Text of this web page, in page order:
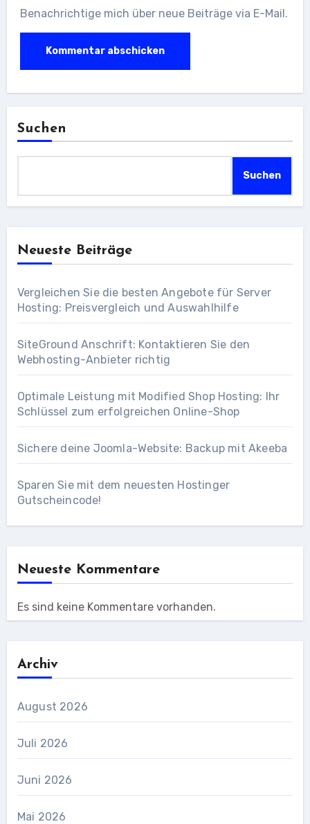
Benachrichtige mich über neue Beiträge via E-Mail.
Suchen
Suchen
Neueste Beiträge
Vergleichen Sie die besten Angebote für Server
Hosting: Preisvergleich und Auswahlhilfe
SiteGround Anschrift: Kontaktieren Sie den
Webhosting-Anbieter richtig
Optimale Leistung mit Modified Shop Hosting: Ihr
Schlüssel zum erfolgreichen Online-Shop
Sichere deine Joomla-Website: Backup mit Akeeba
Sparen Sie mit dem neuesten Hostinger
Gutscheincode!
Neueste Kommentare
Es sind keine Kommentare vorhanden.
Archiv
August 2026
Juli 2026
Juni 2026
Mai 2026